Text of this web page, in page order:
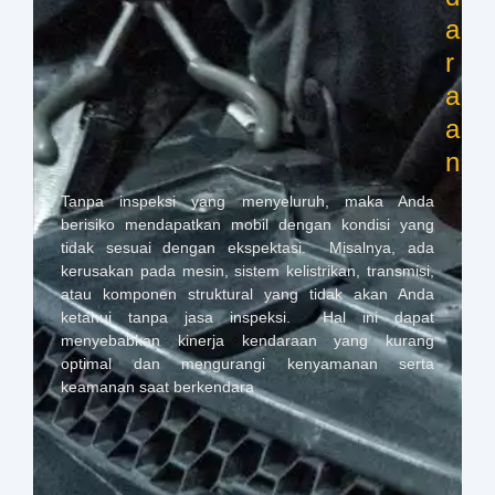
a
r
a
a
n
Tanpa inspeksi yang menyeluruh, maka Anda
berisiko mendapatkan mobil dengan kondisi yang
tidak sesuai dengan ekspektasi. Misalnya, ada
kerusakan pada mesin, sistem kelistrikan, transmisi,
atau komponen struktural yang tidak akan Anda
ketahui tanpa jasa inspeksi. Hal ini dapat
menyebabkan kinerja kendaraan yang kurang
optimal dan mengurangi kenyamanan serta
keamanan saat berkendara